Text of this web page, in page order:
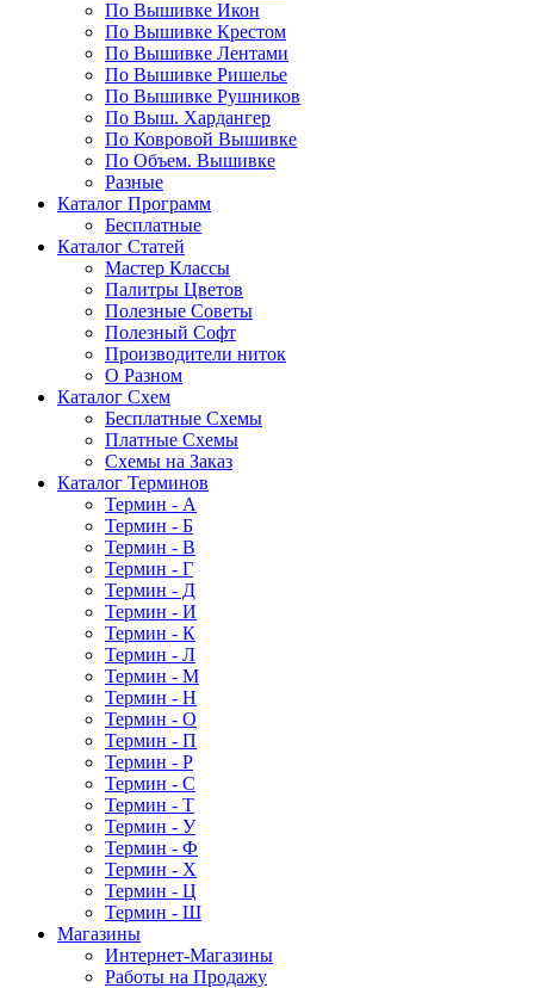
По Вышивке Икон
По Вышивке Крестом
По Вышивке Лентами
По Вышивке Ришелье
По Вышивке Рушников
По Выш. Хардангер
По Ковровой Вышивке
По Объем. Вышивке
Разные
Каталог Программ
Бесплатные
Каталог Статей
Мастер Классы
Палитры Цветов
Полезные Советы
Полезный Софт
Производители ниток
О Разном
Каталог Схем
Бесплатные Схемы
Платные Схемы
Схемы на Заказ
Каталог Терминов
Термин - А
Термин - Б
Термин - В
Термин - Г
Термин - Д
Термин - И
Термин - К
Термин - Л
Термин - М
Термин - Н
Термин - О
Термин - П
Термин - Р
Термин - С
Термин - Т
Термин - У
Термин - Ф
Термин - Х
Термин - Ц
Термин - Ш
Магазины
Интернет-Магазины
Работы на Продажу